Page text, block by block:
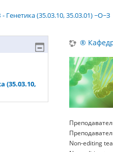
Генетика (35.03.10, 35.03.01) ~О~З
®
Non-editing
(35.03.10,